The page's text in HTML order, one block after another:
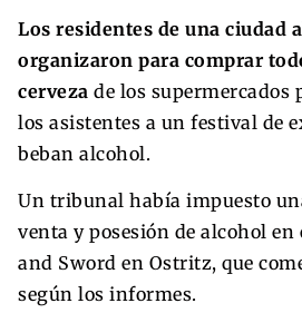
Los residentes de una ciudad
organizaron para comprar
cerveza de los supermercados
los asistentes a un festival de
beban alcohol.
Un tribunal había impuesto
venta y posesión de alcohol en
and Sword en Ostritz, que
según los informes.